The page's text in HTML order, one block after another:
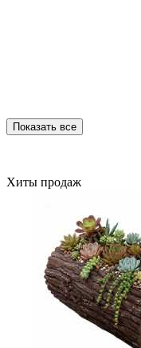
Показать все
Хиты продаж